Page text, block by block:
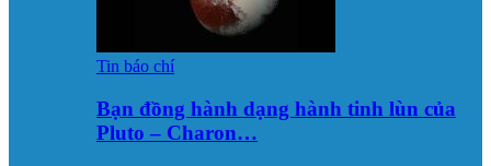
Tin báo chí
Bạn đồng hành dạng hành tinh lùn của
Pluto – Charon…